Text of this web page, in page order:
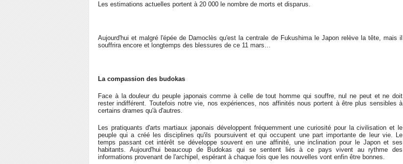
Les estimations actuelles portent à 20 000 le nombre de morts et disparus.
Aujourd'hui et malgré l'épée de Damoclès qu'est la centrale de Fukushima le Japon relève la tête, mais il
souffrira encore et longtemps des blessures de ce 11 mars…
La compassion des budokas
Face à la douleur du peuple japonais comme à celle de tout homme qui souffre, nul ne peut et ne doit
rester indifférent. Toutefois notre vie, nos expériences, nos affinités nous portent à être plus sensibles à
certains drames qu'à d'autres.
Les pratiquants d'arts martiaux japonais développent fréquemment une curiosité pour la civilisation et le
peuple qui a créé les disciplines qu'ils poursuivent et qui occupent une part importante de leur vie. Le
temps passant cet intérêt se développe souvent en une affinité, une inclination pour le Japon et ses
habitants. Aujourd'hui beaucoup de Budokas qui se sentent liés à ce pays vivent au rythme des
informations provenant de l'archipel, espérant à chaque fois que les nouvelles vont enfin être bonnes.